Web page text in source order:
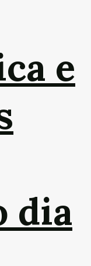
e
dia